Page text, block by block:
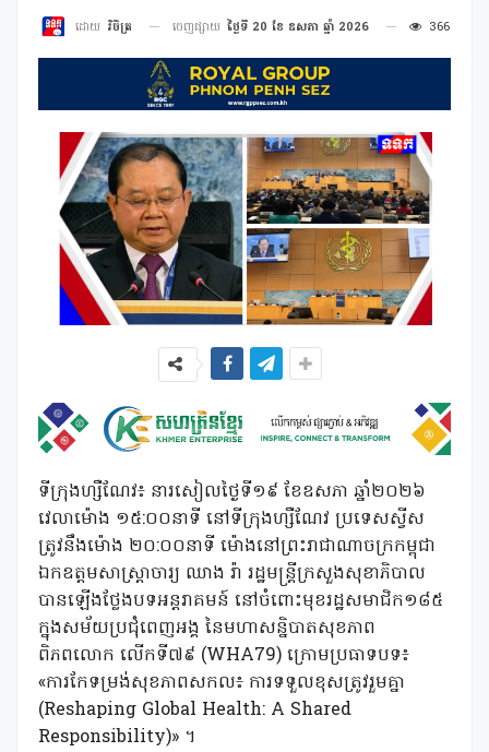
ដោយ វិចិត្រ ចេញផ្សាយ ថ្ងៃទី 20 ខែ ឧសភា ឆ្នាំ 2026 366
ទីក្រុងហ្សឺណែវ៖ នារសៀលថ្ងៃទី១៩ ខែឧសភា ឆ្នាំ២០២៦
វេលាម៉ោង ១៥:០០នាទី នៅទីក្រុងហ្សឺណែវ ប្រទេសស្វីស
ត្រូវនឹងម៉ោង ២០:០០នាទី ម៉ោងនៅព្រះរាជាណាចក្រកម្ពុជា
ឯកឧត្តមសាស្ត្រាចារ្យ ឈាង រ៉ា រដ្ឋមន្ត្រីក្រសួងសុខាភិបាល
បានឡើងថ្លែងបទអន្តរាគមន៍ នៅចំពោះមុខរដ្ឋសមាជិក១៨៥
ក្នុងសម័យប្រជុំពេញអង្គ នៃមហាសន្និបាតសុខភាព
ពិភពលោក លើកទី៧៩ (WHA79) ក្រោមប្រធាទបទ៖
«ការកែទម្រង់សុខភាពសកល៖ ការទទួលខុសត្រូវរួមគ្នា
(Reshaping Global Health: A Shared
Responsibility)» ។